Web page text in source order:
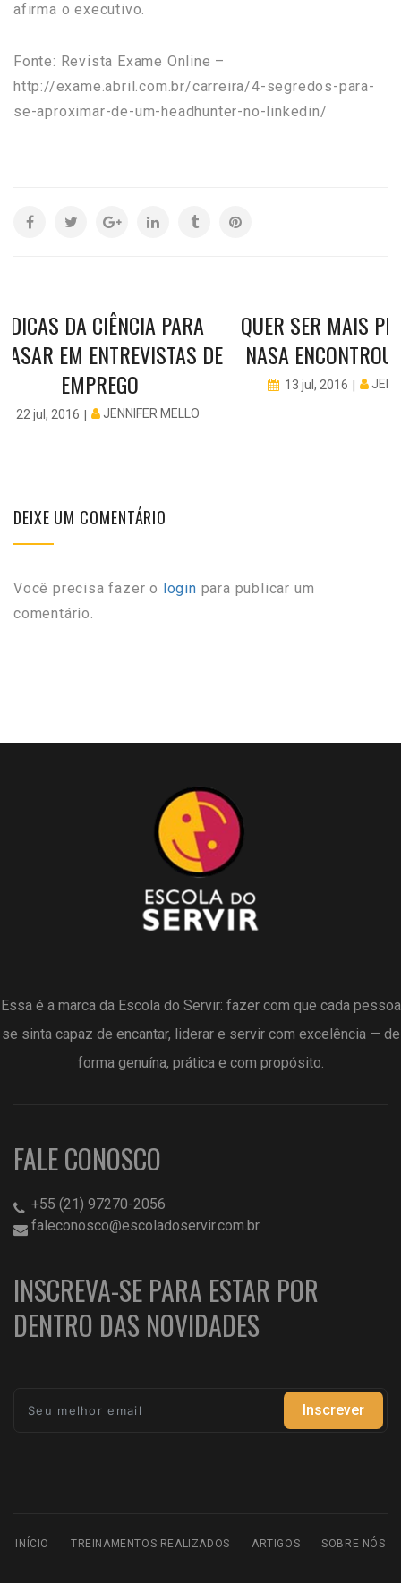
afirma o executivo.
Fonte: Revista Exame Online –
http://exame.abril.com.br/carreira/4-segredos-para-
se-aproximar-de-um-headhunter-no-linkedin/
DICAS DA CIÊNCIA PARA
EM ENTREVISTAS DE
EMPREGO
22 jul, 2016 JENNIFER MELLO
QUER SER MAIS
NASA ENCONTROU
13 jul, 2016
DEIXE UM COMENTÁRIO
Você precisa fazer o login para publicar um
comentário.
Essa é a marca da Escola do Servir: fazer com que cada pessoa
se sinta capaz de encantar, liderar e servir com excelência — de
forma genuína, prática e com propósito.
FALE CONOSCO
+55 (21) 97270-2056
faleconosco@escoladoservir.com.br
INSCREVA-SE PARA ESTAR POR
DENTRO DAS NOVIDADES
Inscrever
INÍCIO TREINAMENTOS REALIZADOS ARTIGOS SOBRE NÓS